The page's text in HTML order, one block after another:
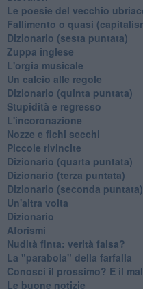
Le poesie del vecchio
Fallimento o quasi
Dizionario (sesta puntata)
Zuppa inglese
L'orgia musicale
Un calcio alle regole
Dizionario (quinta puntata)
Stupidità e regresso
L'incoronazione
Nozze e fichi secchi
Piccole rivincite
​Dizionario (quarta puntata)
​Dizionario (terza puntata)
​Dizionario (seconda puntata)
Un'altra volta
Dizionario
Aforismi
Nudità finta: verità falsa?
La "parabola" della farfalla
Conosci il prossimo? E il
Le buone notizie